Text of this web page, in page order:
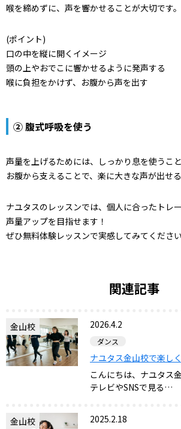
喉を締めずに、声を響かせることが大切です。
(ポイント)
口の中を縦に開くイメージ
頭の上やおでこに響かせるように発声する
喉に負担をかけず、お腹から声を出す
② 腹式呼吸を使う
声量を上げるためには、しっかり息を使うこ
お腹から支えることで、楽に大きな声が出せ
ナユタスのレッスンでは、個人に合ったトレ
声量アップを目指せます！
ぜひ無料体験レッスンで実感してみてくださ
関連記事
金山校 2026.4.2
ダンス
ナユタス金山校で楽し
こんにちは、ナユタス
テレビやSNSで見る…
金山校
2025.2.18